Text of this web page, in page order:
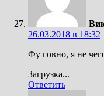
26.03.2018 в 18:32
Фу говно, я не
Загрузка...
Ответить